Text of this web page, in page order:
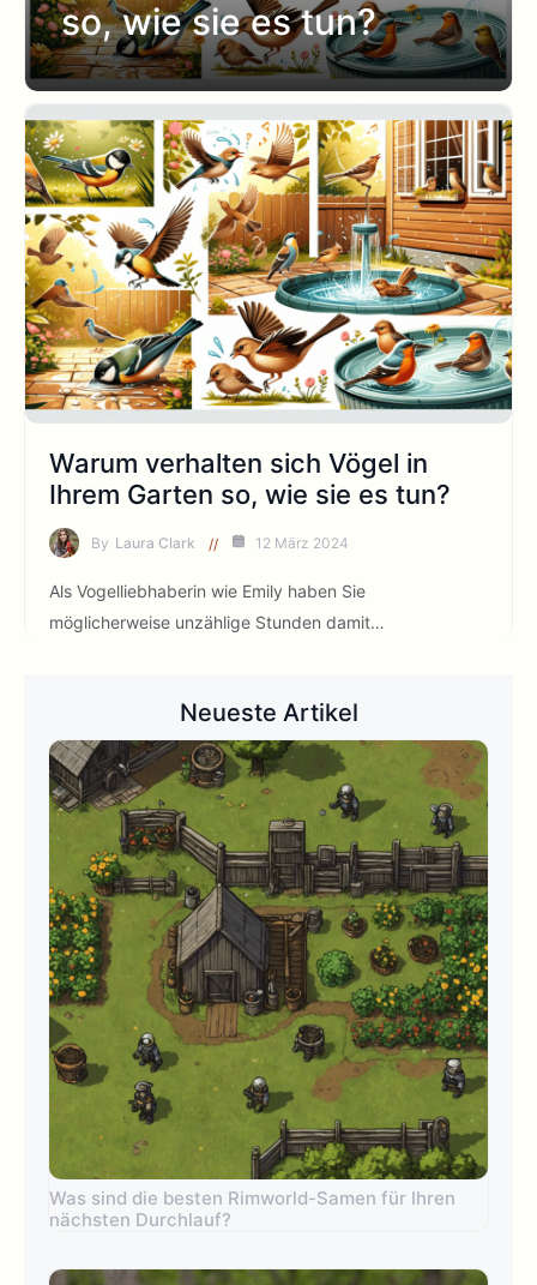
so, wie sie es tun?
Warum verhalten sich Vögel in
Ihrem Garten so, wie sie es tun?
By Laura Clark 12 März 2024
Als Vogelliebhaberin wie Emily haben Sie
möglicherweise unzählige Stunden damit…
Neueste Artikel
Was sind die besten Rimworld-Samen für Ihren
nächsten Durchlauf?